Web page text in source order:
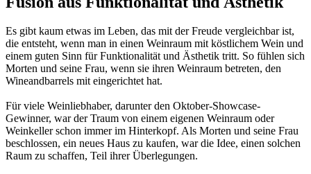
Es gibt kaum etwas im Leben, das mit der Freude vergleichbar ist,
die entsteht, wenn man in einen Weinraum mit köstlichem Wein und
einem guten Sinn für Funktionalität und Ästhetik tritt. So fühlen sich
Morten und seine Frau, wenn sie ihren Weinraum betreten, den
Wineandbarrels mit eingerichtet hat.
Für viele Weinliebhaber, darunter den Oktober-Showcase-
Gewinner, war der Traum von einem eigenen Weinraum oder
Weinkeller schon immer im Hinterkopf. Als Morten und seine Frau
beschlossen, ein neues Haus zu kaufen, war die Idee, einen solchen
Raum zu schaffen, Teil ihrer Überlegungen.